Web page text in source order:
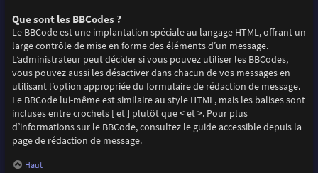
Que sont les BBCodes ?
Le BBCode est une implantation spéciale au langage HTML, offrant un
large contrôle de mise en forme des éléments d’un message.
L’administrateur peut décider si vous pouvez utiliser les BBCodes,
vous pouvez aussi les désactiver dans chacun de vos messages en
utilisant l’option appropriée du formulaire de rédaction de message.
Le BBCode lui-même est similaire au style HTML, mais les balises sont
incluses entre crochets [ et ] plutôt que < et >. Pour plus
d’informations sur le BBCode, consultez le guide accessible depuis la
page de rédaction de message.
Haut